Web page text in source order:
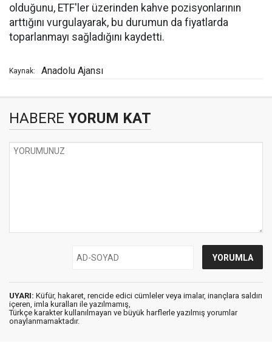
olduğunu, ETF'ler üzerinden kahve pozisyonlarının
arttığını vurgulayarak, bu durumun da fiyatlarda
toparlanmayı sağladığını kaydetti.
Kaynak: Anadolu Ajansı
HABERE YORUM KAT
UYARI: Küfür, hakaret, rencide edici cümleler veya imalar, inançlara saldırı
içeren, imla kuralları ile yazılmamış,
Türkçe karakter kullanılmayan ve büyük harflerle yazılmış yorumlar
onaylanmamaktadır.